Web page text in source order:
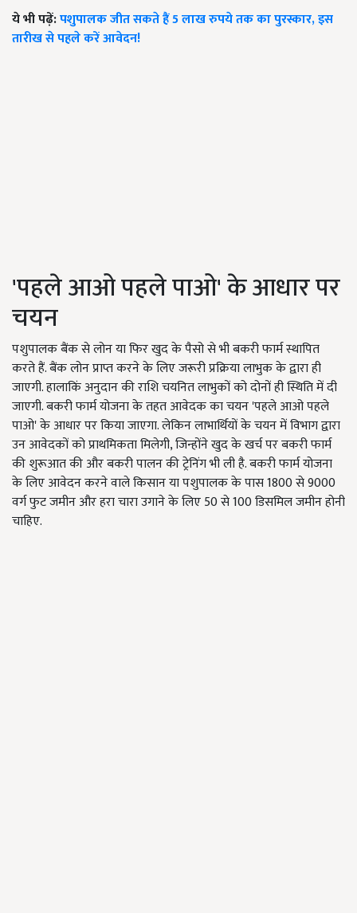
ये भी पढ़ें:पशुपालक जीत सकते हैं 5 लाख रुपये तक का पुरस्कार, इस
तारीख से पहले करें आवेदन!
'पहले आओ पहले पाओ' के आधार पर
चयन
पशुपालक बैंक से लोन या फिर खुद के पैसो से भी बकरी फार्म स्थापित
करते हैं. बैंक लोन प्राप्त करने के लिए जरूरी प्रक्रिया लाभुक के द्वारा ही
जाएगी. हालाकिं अनुदान की राशि चयनित लाभुकों को दोनों ही स्थिति में दी
जाएगी. बकरी फार्म योजना के तहत आवेदक का चयन 'पहले आओ पहले
पाओ' के आधार पर किया जाएगा. लेकिन लाभार्थियों के चयन में विभाग द्वारा
उन आवेदकों को प्राथमिकता मिलेगी, जिन्होंने खुद के खर्च पर बकरी फार्म
की शुरूआत की और बकरी पालन की ट्रेनिंग भी ली है. बकरी फार्म योजना
के लिए आवेदन करने वाले किसान या पशुपालक के पास 1800 से 9000
वर्ग फुट जमीन और हरा चारा उगाने के लिए 50 से 100 डिसमिल जमीन होनी
चाहिए.